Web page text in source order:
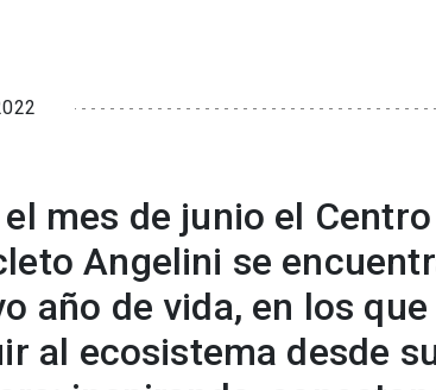
mes de junio el
Angelini se
año de vida, en los
al ecosistema desde